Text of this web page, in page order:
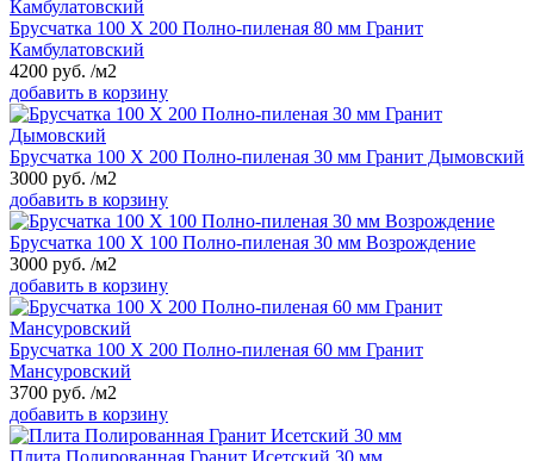
Брусчатка 100 Х 200 Полно-пиленая 80 мм Гранит
Камбулатовский
4200 руб. /м2
добавить в корзину
Брусчатка 100 Х 200 Полно-пиленая 30 мм Гранит Дымовский
3000 руб. /м2
добавить в корзину
Брусчатка 100 Х 100 Полно-пиленая 30 мм Возрождение
3000 руб. /м2
добавить в корзину
Брусчатка 100 Х 200 Полно-пиленая 60 мм Гранит
Мансуровский
3700 руб. /м2
добавить в корзину
Плита Полированная Гранит Исетский 30 мм